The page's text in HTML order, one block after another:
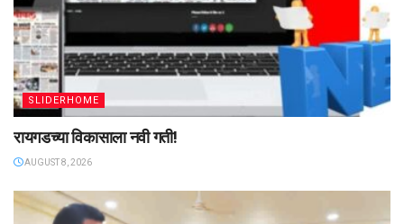
SLIDERHOME
रायगडच्या विकासाला नवी गती!
AUGUST 8, 2026